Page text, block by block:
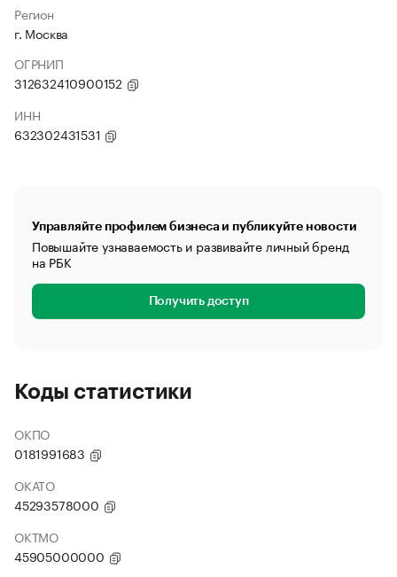
Регион
г. Москва
ОГРНИП
312632410900152
ИНН
632302431531
Управляйте профилем бизнеса и публикуйте новости
Повышайте узнаваемость и развивайте личный бренд
на РБК
Получить доступ
Коды статистики
ОКПО
0181991683
ОКАТО
45293578000
ОКТМО
45905000000